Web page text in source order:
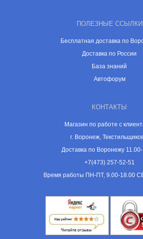
ПОЛЕЗНЫЕ ССЫЛКИ
Бесплатная доставка по
Доставка по России
База знаний
Автофорум
КОНТАКТЫ
Магазин по работе с
г. Воронеж,
Доставка по Воронежу
+7(473) 257-52-51
Время работы ПН-ПТ, 9.00-18.00